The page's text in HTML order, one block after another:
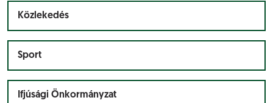
Közlekedés
Sport
Ifjúsági Önkormányzat